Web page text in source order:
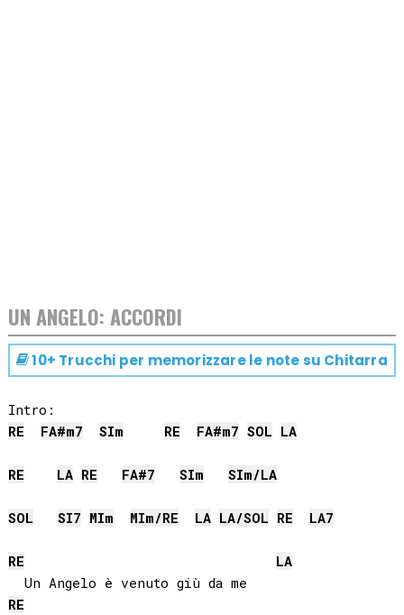
UN ANGELO: ACCORDI
10+ Trucchi per memorizzare le note su Chitarra
RE
FA#m7 SIm RE FA#m7 SOL LA
RE LA RE FA#7 SIm SIm/LA
SOL SI7 MIm MIm/RE LA LA/SOL RE LA7
RE
LA
RE